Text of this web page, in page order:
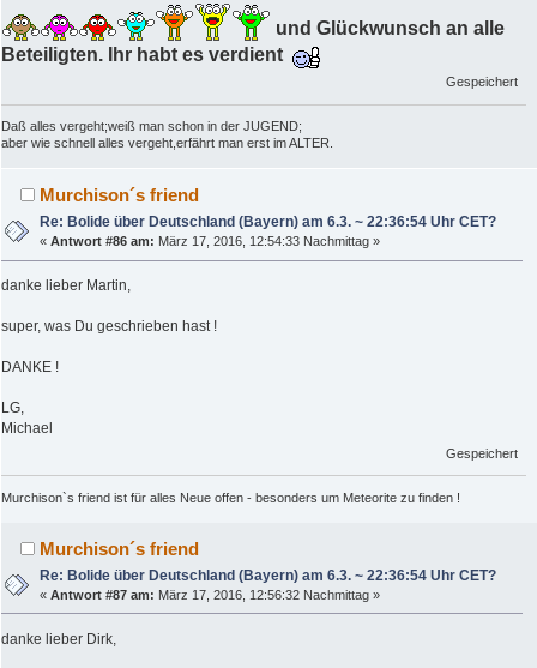
und Glückwunsch an alle
Beteiligten. Ihr habt es verdient
Gespeichert
Daß alles vergeht;weiß man schon in der JUGEND;
aber wie schnell alles vergeht,erfährt man erst im ALTER.
Murchison´s friend
Re: Bolide über Deutschland (Bayern) am 6.3. ~ 22:36:54 Uhr CET?
«Antwort #86 am: März 17, 2016, 12:54:33 Nachmittag »
danke lieber Martin,
super, was Du geschrieben hast !
DANKE !
LG,
Michael
Gespeichert
Murchison`s friend ist für alles Neue offen - besonders um Meteorite zu finden !
Murchison´s friend
Re: Bolide über Deutschland (Bayern) am 6.3. ~ 22:36:54 Uhr CET?
«Antwort #87 am: März 17, 2016, 12:56:32 Nachmittag »
danke lieber Dirk,